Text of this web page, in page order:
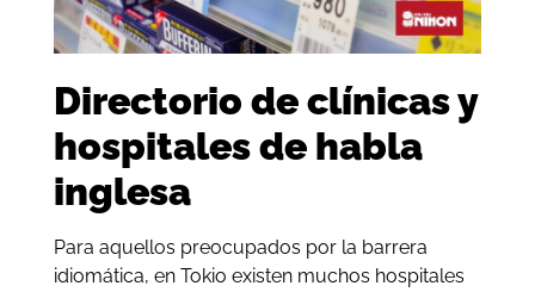
Directorio de clínicas y
hospitales de habla
inglesa
Para aquellos preocupados por la barrera
idiomática, en Tokio existen muchos hospitales